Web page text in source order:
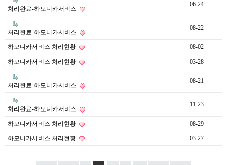
처리완료-하모니카서비스
06-24
처리완료-하모니카서비스
08-22
하모니카서비스 처리현황 08-02
하모니카서비스 처리현황 03-28
처리완료-하모니카서비스
08-21
처리완료-하모니카서비스
11-23
하모니카서비스 처리현황 08-29
하모니카서비스 처리현황 03-27